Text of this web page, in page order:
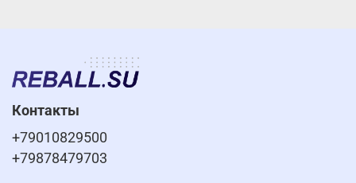
Контакты
+79010829500
+79878479703